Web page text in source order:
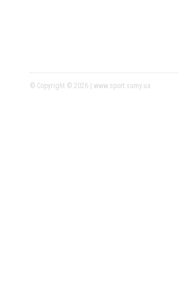
© Copyright © 2026 | www.sport.sumy.ua